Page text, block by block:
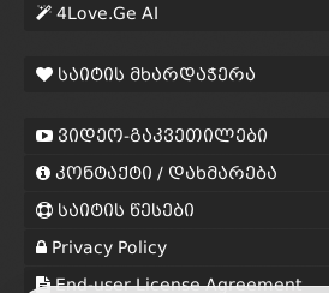
4Love.Ge AI
საიტის მხარდაჭერა
ვიდეო-გაკვეთილები
კონტაქტი / დახმარება
საიტის წესები
Privacy Policy
End-user License Agreement